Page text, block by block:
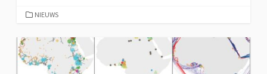
CATEGORIEËN
NIEUWS